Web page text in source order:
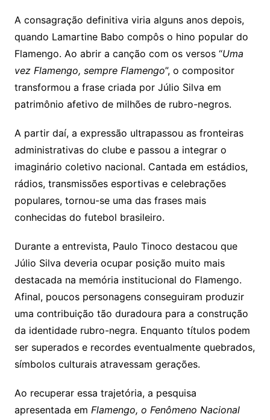
A consagração definitiva viria alguns anos depois,
quando Lamartine Babo compôs o hino popular do
Flamengo. Ao abrir a canção com os versos “Uma
vez Flamengo, sempre Flamengo”, o compositor
transformou a frase criada por Júlio Silva em
patrimônio afetivo de milhões de rubro-negros.
A partir daí, a expressão ultrapassou as fronteiras
administrativas do clube e passou a integrar o
imaginário coletivo nacional. Cantada em estádios,
rádios, transmissões esportivas e celebrações
populares, tornou-se uma das frases mais
conhecidas do futebol brasileiro.
Durante a entrevista, Paulo Tinoco destacou que
Júlio Silva deveria ocupar posição muito mais
destacada na memória institucional do Flamengo.
Afinal, poucos personagens conseguiram produzir
uma contribuição tão duradoura para a construção
da identidade rubro-negra. Enquanto títulos podem
ser superados e recordes eventualmente quebrados,
símbolos culturais atravessam gerações.
Ao recuperar essa trajetória, a pesquisa
apresentada em Flamengo, o Fenômeno Nacional